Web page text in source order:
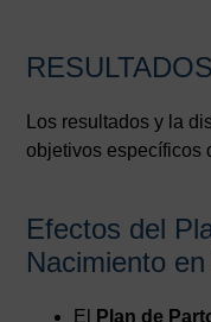
RESULTADOS
Los resultados y la
objetivos específicos
Efectos del
Nacimiento
El Plan de